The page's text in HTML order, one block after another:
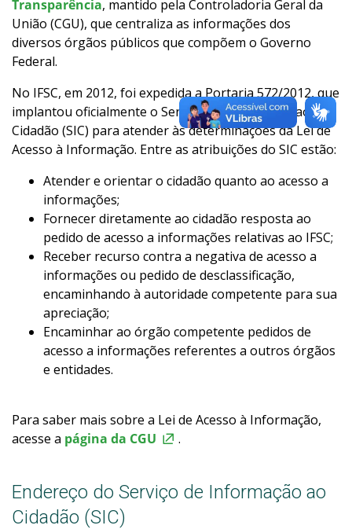
Transparência, mantido pela Controladoria Geral da
União (CGU), que centraliza as informações dos
diversos órgãos públicos que compõem o Governo
Federal.
No IFSC, em 2012, foi expedida a Portaria 572/2012, que
implantou oficialmente o Serviço de Informação ao
Cidadão (SIC) para atender às determinações da Lei de
Acesso à Informação. Entre as atribuições do SIC estão:
Atender e orientar o cidadão quanto ao acesso a
informações;
Fornecer diretamente ao cidadão resposta ao
pedido de acesso a informações relativas ao IFSC;
Receber recurso contra a negativa de acesso a
informações ou pedido de desclassificação,
encaminhando à autoridade competente para sua
apreciação;
Encaminhar ao órgão competente pedidos de
acesso a informações referentes a outros órgãos
e entidades.
Para saber mais sobre a Lei de Acesso à Informação,
acesse a página da CGU .
Endereço do Serviço de Informação ao
Cidadão (SIC)